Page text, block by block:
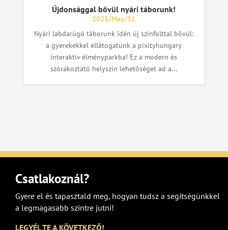
Újdonsággal bővül nyári táborunk!
2025/May/31
Nyári labdarúgó táborunk idén új színfolttal bővül:
a gyerekekkel ellátogatunk a pixityhungary
interaktív élményparkba! Ez a modern és
szórakoztató helyszín lehetőséget ad a...
Csatlakoznál?
Gyere el és tapasztald meg, hogyan tudsz a segítségünkkel
a legmagasabb szintre jutni!
LEGYÉL TE A KÖVETKEZŐ!